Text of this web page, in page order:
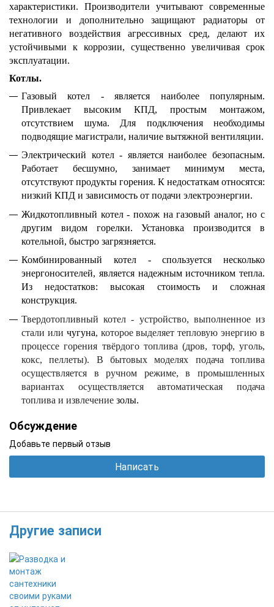
характеристики. Производители учитывают современные
технологии и дополнительно защищают радиаторы от
негативного воздействия агрессивных сред, делают их
устойчивыми к коррозии, существенно увеличивая срок
эксплуатации.
Котлы.
Газовый котел - является наиболее популярным.
Привлекает высоким КПД, простым монтажом,
отсутствием шума. Для подключения необходимы
подводящие магистрали, наличие вытяжной вентиляции.
Электрический котел - является наиболее безопасным.
Работает бесшумно, занимает минимум места,
отсутствуют продукты горения. К недостаткам относятся:
низкий КПД и зависимость от подачи электроэнергии.
Жидкотопливный котел - похож на газовый аналог, но с
другим видом горелки. Установка производится в
котельной, быстро загрязняется.
Комбинированный котел - спользуется несколько
энергоносителей, является надежным источником тепла.
Из недостатков: высокая стоимость и сложная
конструкция.
Твердотопливный котел - устройство, выполненное из
стали или чугуна, которое выделяет тепловую энергию в
процессе горения твёрдого топлива (дров, торф, уголь,
кокс, пеллеты). В бытовых моделях подача топлива
осуществляется в ручном режиме, в промышленных
вариантах осуществляется автоматическая подача
топлива и извлечение золы.
Обсуждение
Добавьте первый отзыв
Написать
Другие записи